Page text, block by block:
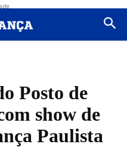
Posto de
show de
Paulista